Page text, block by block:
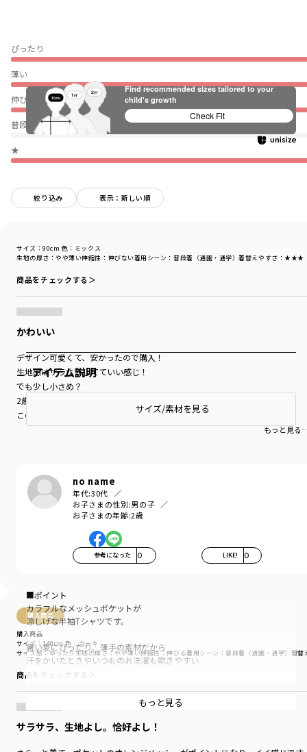
ぴったり
薄い
伸びない
普段着（通園・通学）
★
絞り込み 表示：新しい順
生地の厚さ ：やや薄い伸縮性 ：伸びない着用シーン ：普段着（通園・通学）着替えやすさ ：★★★
サイズ：90cm 色：ミックス
商品をチェックする＞
かわいい
デザイン可愛くて、安かったので購入！
生地感はサラサラしてていい感じ！
でも少し小さめ？
2歳でいつも90cm着てるけど
このTシャツはわりとタイトめで袖も短め…
可愛いけどサイズ感だけ残念だった。
もっと見る
no name
年代:30代
お子さまの性別:男の子
お子さまの年齢:2歳
参考になった 0 LIKE! 0
購入商品
購入商品
サイズ感：ゆったり 生地の厚さ：やや薄い伸縮性：伸びる着用シーン ：普段着（通園・通学） 着替
サイズ：140cm 色：カーキ
商品をチェックする＞
サラサラ、生地よし。恰好よし！
アイテム説明
サイズ/素材を見る
■ポイント
カラフルなメッシュポケットが
涼しげな半袖Tシャツです。
暑い夏にぴったり、薄手の素材だから
汗をかいたときやいつものお洗濯も乾きやすい
スタイリングに合わせやすいカーキ・チャコールグレー、
配色が存在感のあるミックスとカラバリは4色。
もっと見る
Find recommended sizes tailored to your
child's growth
Check Fit